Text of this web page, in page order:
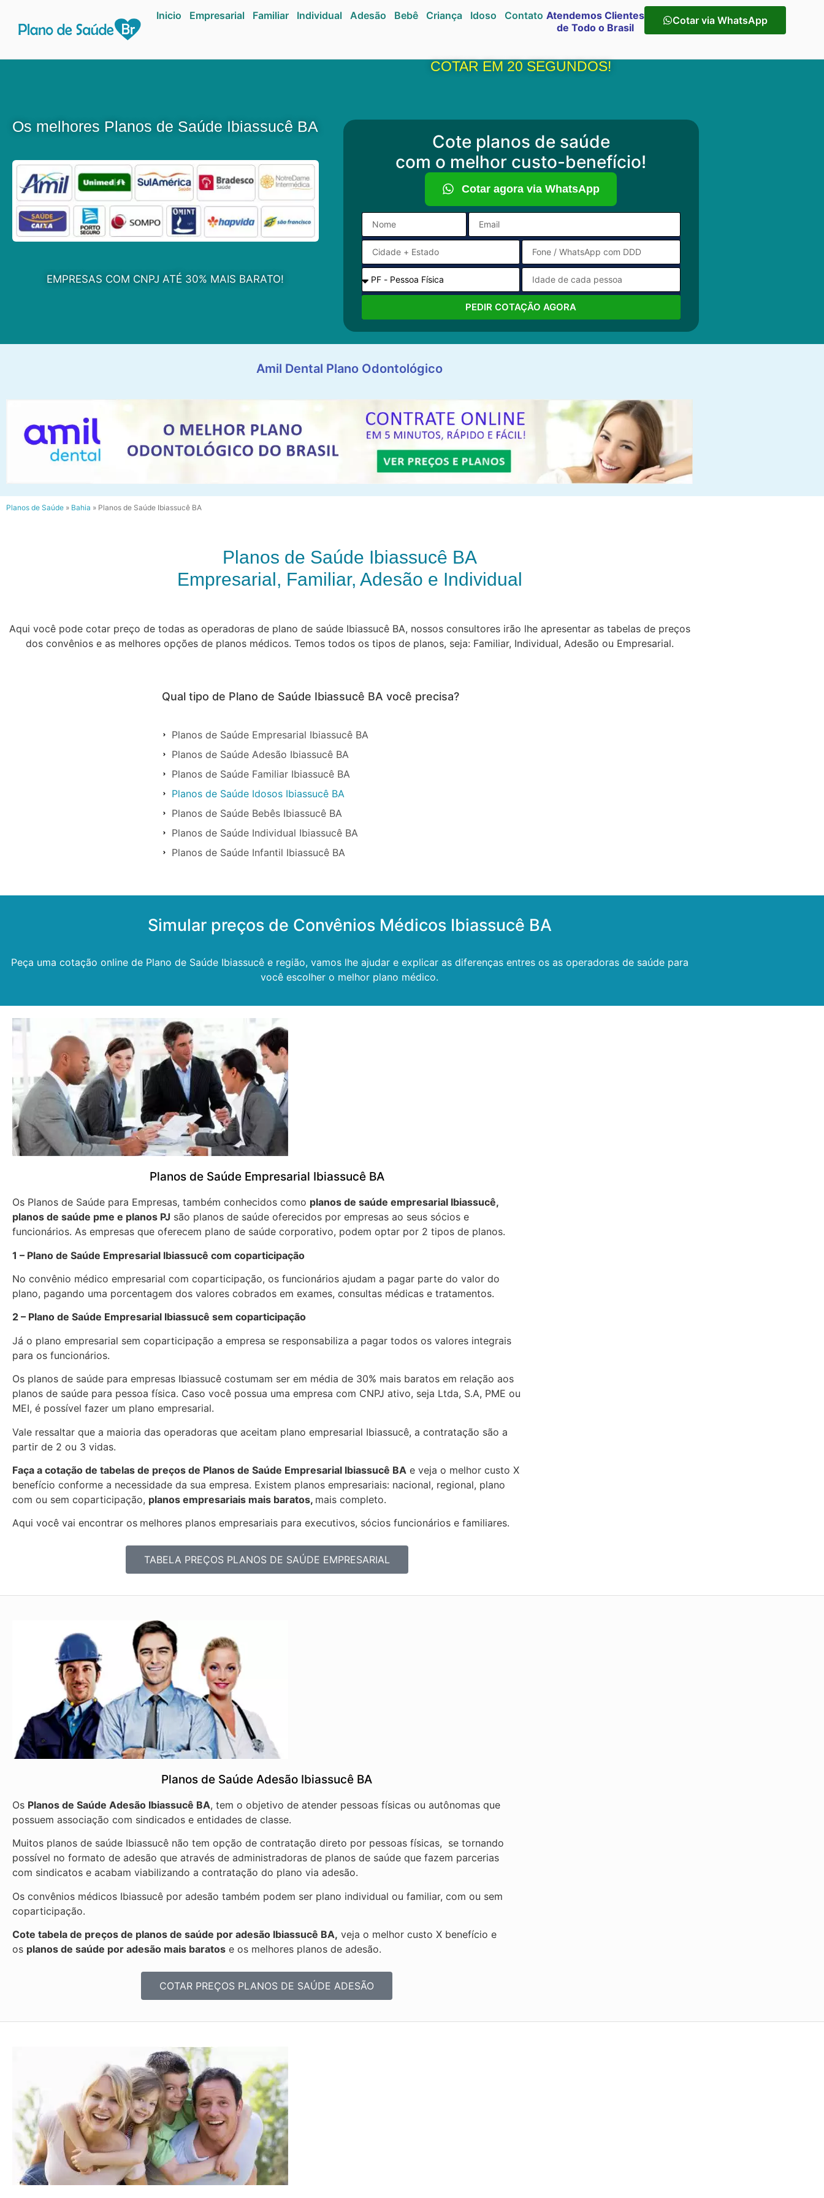
Inicio Empresarial Familiar Individual Adesão Bebê Criança Idoso Contato Atendemos Clientes
de Todo o Brasil
Cotar via WhatsApp
Os melhores Planos de Saúde Ibiassucê BA
EMPRESAS COM CNPJ ATÉ 30% MAIS BARATO!
COTAR EM 20 SEGUNDOS!​
Cote planos de saúde
com o melhor custo-benefício!
Cotar agora via WhatsApp
PEDIR COTAÇÃO AGORA
Amil Dental Plano Odontológico
Planos de Saúde » Bahia » Planos de Saúde Ibiassucê BA
Planos de Saúde Ibiassucê BA
Empresarial, Familiar, Adesão e Individual
Aqui você pode cotar preço de todas as operadoras de plano de saúde Ibiassucê BA, nossos consultores irão lhe apresentar as tabelas de preços
dos convênios e as melhores opções de planos médicos. Temos todos os tipos de planos, seja: Familiar, Individual, Adesão ou Empresarial.
Qual tipo de Plano de Saúde Ibiassucê BA você precisa?
Planos de Saúde Empresarial Ibiassucê BA
Planos de Saúde Adesão Ibiassucê BA
Planos de Saúde Familiar Ibiassucê BA
Planos de Saúde Idosos Ibiassucê BA
Planos de Saúde Bebês Ibiassucê BA
Planos de Saúde Individual Ibiassucê BA
Planos de Saúde Infantil Ibiassucê BA
Simular preços de Convênios Médicos Ibiassucê BA
Peça uma cotação online de Plano de Saúde Ibiassucê e região, vamos lhe ajudar e explicar as diferenças entres os as operadoras de saúde para
você escolher o melhor plano médico.
Planos de Saúde Empresarial Ibiassucê BA
Os Planos de Saúde para Empresas, também conhecidos como planos de saúde empresarial Ibiassucê,
planos de saúde pme e planos PJ são planos de saúde oferecidos por empresas ao seus sócios e
funcionários. As empresas que oferecem plano de saúde corporativo, podem optar por 2 tipos de planos.
1 – Plano de Saúde Empresarial Ibiassucê com coparticipação
No convênio médico empresarial com coparticipação, os funcionários ajudam a pagar parte do valor do
plano, pagando uma porcentagem dos valores cobrados em exames, consultas médicas e tratamentos.
2 – Plano de Saúde Empresarial Ibiassucê sem coparticipação
Já o plano empresarial sem coparticipação a empresa se responsabiliza a pagar todos os valores integrais
para os funcionários.
Os planos de saúde para empresas Ibiassucê costumam ser em média de 30% mais baratos em relação aos
planos de saúde para pessoa física. Caso você possua uma empresa com CNPJ ativo, seja Ltda, S.A, PME ou
MEI, é possível fazer um plano empresarial.
Vale ressaltar que a maioria das operadoras que aceitam plano empresarial Ibiassucê, a contratação são a
partir de 2 ou 3 vidas.
Faça a cotação de tabelas de preços de Planos de Saúde Empresarial Ibiassucê BA e veja o melhor custo X
benefício conforme a necessidade da sua empresa. Existem planos empresariais: nacional, regional, plano
com ou sem coparticipação, planos empresariais mais baratos, mais completo.
Aqui você vai encontrar os melhores planos empresariais para executivos, sócios funcionários e familiares.
TABELA PREÇOS PLANOS DE SAÚDE EMPRESARIAL
Planos de Saúde Adesão Ibiassucê BA
Os Planos de Saúde Adesão Ibiassucê BA, tem o objetivo de atender pessoas físicas ou autônomas que
possuem associação com sindicados e entidades de classe.
Muitos planos de saúde Ibiassucê não tem opção de contratação direto por pessoas físicas, se tornando
possível no formato de adesão que através de administradoras de planos de saúde que fazem parcerias
com sindicatos e acabam viabilizando a contratação do plano via adesão.
Os convênios médicos Ibiassucê por adesão também podem ser plano individual ou familiar, com ou sem
coparticipação.
Cote tabela de preços de planos de saúde por adesão Ibiassucê BA, veja o melhor custo X benefício e
os planos de saúde por adesão mais baratos e os melhores planos de adesão.
COTAR PREÇOS PLANOS DE SAÚDE ADESÃO